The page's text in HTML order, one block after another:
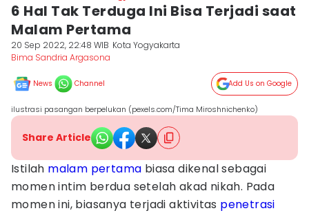
6 Hal Tak Terduga Ini Bisa Terjadi saat
Malam Pertama
20 Sep 2022, 22:48 WIB Kota Yogyakarta
Bima Sandria Argasona
News Channel Add Us on Google
ilustrasi pasangan berpelukan (pexels.com/Tima Miroshnichenko)
Share Article
Istilah malam pertama biasa dikenal sebagai
momen intim berdua setelah akad nikah. Pada
momen ini, biasanya terjadi aktivitas penetrasi